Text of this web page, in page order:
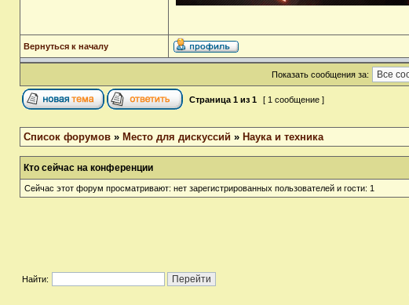
Вернуться к началу
Показать сообщения за:
Страница 1 из 1 [ 1 сообщение ]
Список форумов » Место для дискуссий » Наука и техника
Кто сейчас на конференции
Сейчас этот форум просматривают: нет зарегистрированных пользователей и гости: 1
Найти: